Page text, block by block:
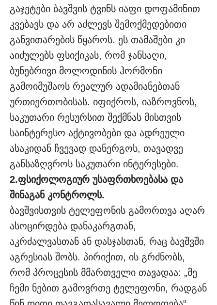
გაჯეტები ბავშვის ტვინს იაფი დოფამინით
კვებავს და არ აძლევს შემოქმედებითი
განვითარების წყაროს. ეს თამაშები კი
აიძულებს ფსიქიკას, რომ ჯანსაღი,
ბუნებრივი მოლოდინის ჰორმონი
გამოიმუშაოს რეალურ ადამიანებთან
ურთიერთობისას. იფიქროს, იაზროვნოს,
საკუთარი რესურსით შექმნას მისთვის
საინტერესო აქტივობები და ადრეული
ასაკიდან ჩვევად დანერგოს, თავადვე
განსაზღვროს საკუთარი ინტერესები.
2.ფსიქოლოგიურ უსაფრთხოებასა და
შინაგან კონტროლს.
ბავშვისთვის ტელეფონის გამორთვა აღარ
ასოცირდება დანაკარგთან,
აკრძალვასთან ან დასჯასთან, რაც ბავშვში
აგრესიას შობს. პირიქით, ის გრძნობს,
რომ პროცესის მმართველი თავადაა: „მე
ჩემი ნებით გამოვრთე ტელეფონი, რადგან